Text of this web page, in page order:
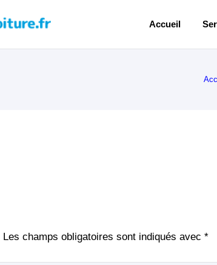
Accueil
Les champs obligatoires sont indiqués avec *